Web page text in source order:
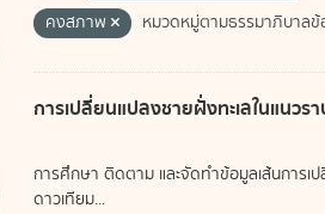
คงสภาพ
หมวดหมู่ตามธรรมาภิบาลข้
การเปลี่ยนแปลงชายฝั่งทะเลในแนวร
การศึกษา ติดตาม และจัดทำข้อมูลเส้นการเ
ดาวเทียม...